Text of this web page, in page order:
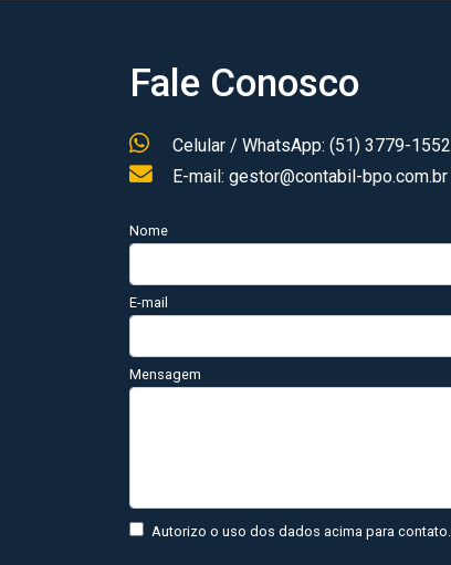
Fale Conosco
Celular / WhatsApp: (51) 3779-1552
E-mail: gestor@contabil-bpo.com.br
Nome
E-mail
Mensagem
Autorizo o uso dos dados acima para contato.